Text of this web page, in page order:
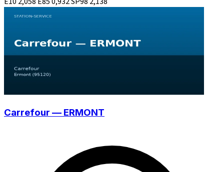
Carrefour — ERMONT